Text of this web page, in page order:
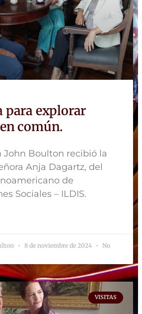
para explorar
común.
John Boulton recibió la
Anja Dagartz, del
de
Sociales – ILDIS.
8 de noviembre de 2024
No
VISITAS